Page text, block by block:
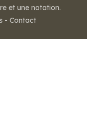
et une notation.
- Contact